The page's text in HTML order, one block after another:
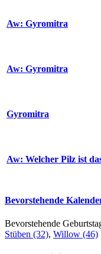
Aw: Gyromitra
Aw: Gyromitra
Gyromitra
Aw: Welcher Pilz ist
Bevorstehende
Bevorstehende
Stüben (32), Willow (46)